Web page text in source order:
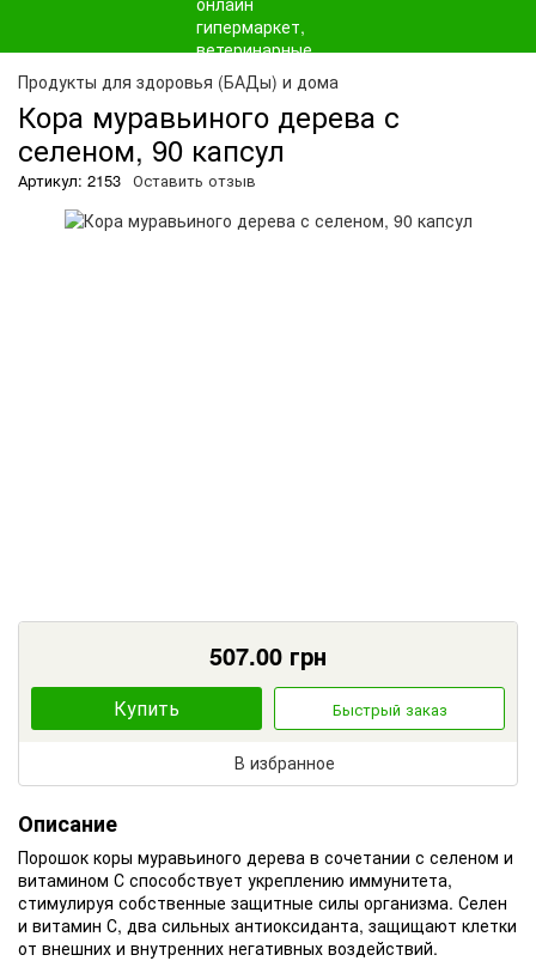
Продукты для здоровья (БАДы) и дома
Кора муравьиного дерева с
селеном, 90 капсул
Артикул: 2153 Оставить отзыв
507.00 грн
Купить Быстрый заказ
В избранное
Описание
Порошок коры муравьиного дерева в сочетании с селеном и
витамином С способствует укреплению иммунитета,
стимулируя собственные защитные силы организма. Селен
и витамин С, два сильных антиоксиданта, защищают клетки
от внешних и внутренних негативных воздействий.